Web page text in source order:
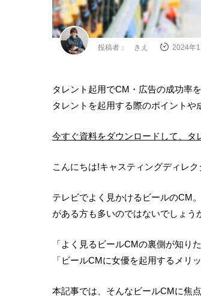
投稿者： きえ 2024年
タレント起用でCM・広告の成功率
タレントを起用する際のポイント
今すぐ資料をダウンロードして、タ
こんにちは!キャスティングディレク
テレビでよく見かけるビールのCM
がある方も多いのではないでしょう
「よく見るビールCMの裏側が知りた
「ビールCMに女優を起用するメリッ
本記事では、そんなビールCMに焦